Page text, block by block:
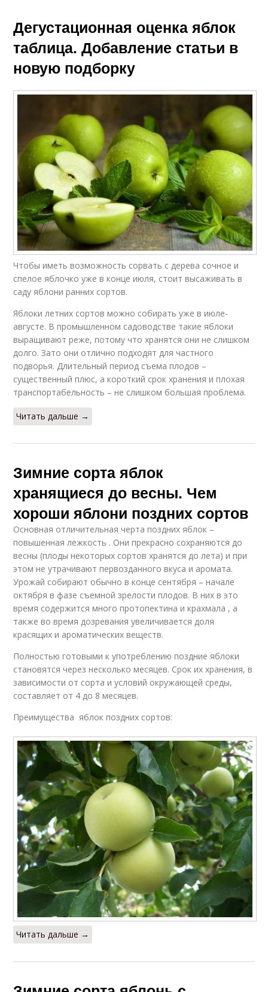
Дегустационная оценка яблок
таблица. Добавление статьи в
новую подборку
Чтобы иметь возможность сорвать с дерева сочное и
спелое яблочко уже в конце июля, стоит высаживать в
саду яблони ранних сортов.
Яблоки летних сортов можно собирать уже в июле-
августе. В промышленном садоводстве такие яблоки
выращивают реже, потому что хранятся они не слишком
долго. Зато они отлично подходят для частного
подворья. Длительный период съема плодов –
существенный плюс, а короткий срок хранения и плохая
транспортабельность – не слишком большая проблема.
Читать дальше →
Зимние сорта яблок
хранящиеся до весны. Чем
хороши яблони поздних сортов
Основная отличительная черта поздних яблок –
повышенная лежкость . Они прекрасно сохраняются до
весны (плоды некоторых сортов хранятся до лета) и при
этом не утрачивают первозданного вкуса и аромата.
Урожай собирают обычно в конце сентября – начале
октября в фазе съемной зрелости плодов. В них в это
время содержится много протопектина и крахмала , а
также во время дозревания увеличивается доля
красящих и ароматических веществ.
Полностью готовыми к употреблению поздние яблоки
становятся через несколько месяцев. Срок их хранения, в
зависимости от сорта и условий окружающей среды,
составляет от 4 до 8 месяцев.
Преимущества яблок поздних сортов:
Читать дальше →